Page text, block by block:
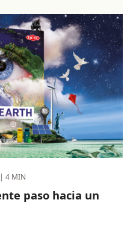
| 4 MIN
paso hacia un